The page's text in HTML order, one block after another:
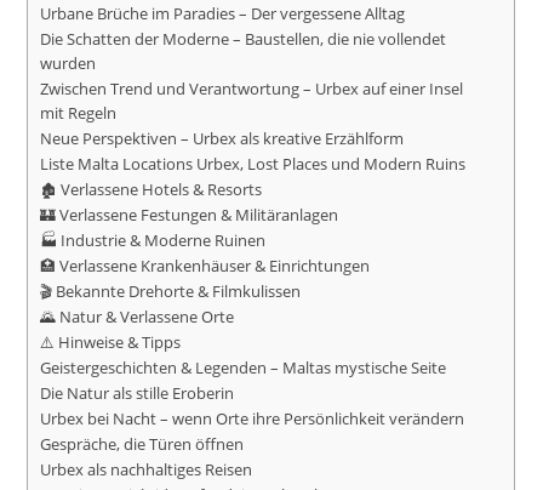
Urbane Brüche im Paradies – Der vergessene Alltag
Die Schatten der Moderne – Baustellen, die nie vollendet
wurden
Zwischen Trend und Verantwortung – Urbex auf einer Insel
mit Regeln
Neue Perspektiven – Urbex als kreative Erzählform
Liste Malta Locations Urbex, Lost Places und Modern Ruins
🏚️ Verlassene Hotels & Resorts
🏰 Verlassene Festungen & Militäranlagen
🏭 Industrie & Moderne Ruinen
🏥 Verlassene Krankenhäuser & Einrichtungen
🎬 Bekannte Drehorte & Filmkulissen
🌄 Natur & Verlassene Orte
⚠️ Hinweise & Tipps
Geistergeschichten & Legenden – Maltas mystische Seite
Die Natur als stille Eroberin
Urbex bei Nacht – wenn Orte ihre Persönlichkeit verändern
Gespräche, die Türen öffnen
Urbex als nachhaltiges Reisen